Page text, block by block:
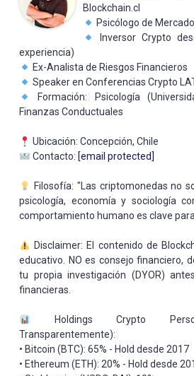
Blockchain.cl
Psicólogo de
Inversor Crypto
experiencia)
Ex-Analista de Riesgos Financieros
Speaker en Conferencias Crypto
Formación: Psicología
Finanzas Conductuales
Ubicación: Concepción, Chile
Contacto: [email protected]
Filosofía: "Las criptomonedas no
psicología, economía y sociología
comportamiento humano es clave
Disclaimer: El contenido de
educativo. NO es consejo financiero,
tu propia investigación (DYOR)
financieras.
Holdings Crypto
Transparentemente):
• Bitcoin (BTC): 65% - Hold desde 2017
• Ethereum (ETH): 20% - Hold desde